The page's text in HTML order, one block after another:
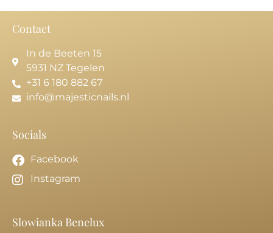
Contact
In de Beeten 15
5931 NZ Tegelen
+31 6 180 882 67
info@majesticnails.nl
Socials
Facebook
Instagram
Slowianka Benelux